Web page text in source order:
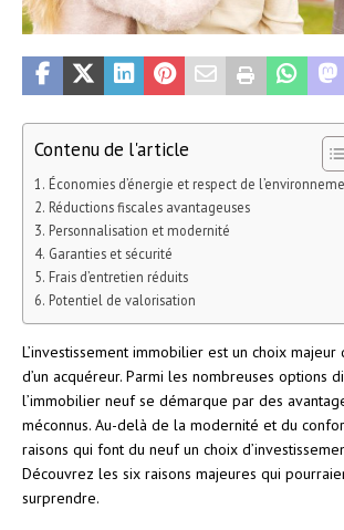
Contenu de l'article
Économies d’énergie et respect de
Réductions fiscales avantageuses
Personnalisation et modernité
Garanties et sécurité
Frais d’entretien réduits
Potentiel de valorisation
L’investissement immobilier est un choix majeur
d’un acquéreur. Parmi les nombreuses options
l’immobilier neuf se démarque par des
méconnus. Au-delà de la modernité et du
raisons qui font du neuf un choix
Découvrez les six raisons majeures qui
surprendre.